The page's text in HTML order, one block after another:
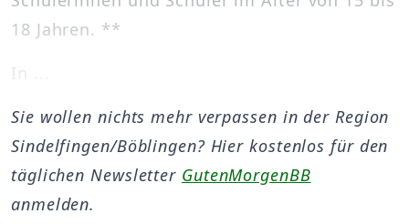
18 Jahren. **
In ...
Sie wollen nichts mehr verpassen in der Region
Sindelfingen/Böblingen? Hier kostenlos für den
täglichen Newsletter GutenMorgenBB
anmelden.